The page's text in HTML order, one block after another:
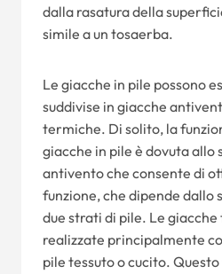
dalla rasatura della
simile a un tosaerba.
Le giacche in pile possono
suddivise in giacche
termiche. Di solito, la
giacche in pile è dovuta allo
antivento che consente di
funzione, che dipende dallo
due strati di pile. Le
realizzate principalmente
pile tessuto o cucito.